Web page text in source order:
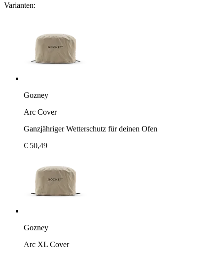
Varianten:
Gozney
Arc Cover
Ganzjähriger Wetterschutz für deinen Ofen
€ 50,49
Gozney
Arc XL Cover